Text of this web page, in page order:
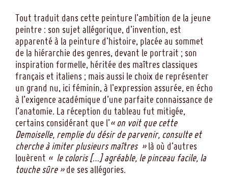
Tout traduit dans cette peinture l’ambition de la jeune
peintre : son sujet allégorique, d’invention, est
apparenté à la peinture d’histoire, placée au sommet
de la hiérarchie des genres, devant le portrait ; son
inspiration formelle, héritée des maîtres classiques
français et italiens ; mais aussi le choix de représenter
un grand nu, ici féminin, à l’expression assurée, en écho
à l’exigence académique d’une parfaite connaissance de
l’anatomie. La réception du tableau fut mitigée,
certains considérant que l’« on voit que cette
Demoiselle, remplie du désir de parvenir, consulte et
cherche à imiter plusieurs maîtres »là où d’autres
louèrent « le coloris […] agréable, le pinceau facile, la
touche sûre »de ses allégories.